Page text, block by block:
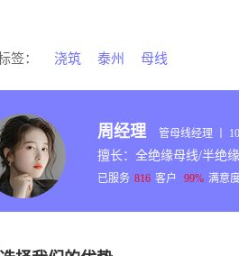
签： 浇筑 泰州 母线
周经理 管母线经理 丨
擅长：全绝缘母线/半绝
已服务 816 客户 99% 满意度